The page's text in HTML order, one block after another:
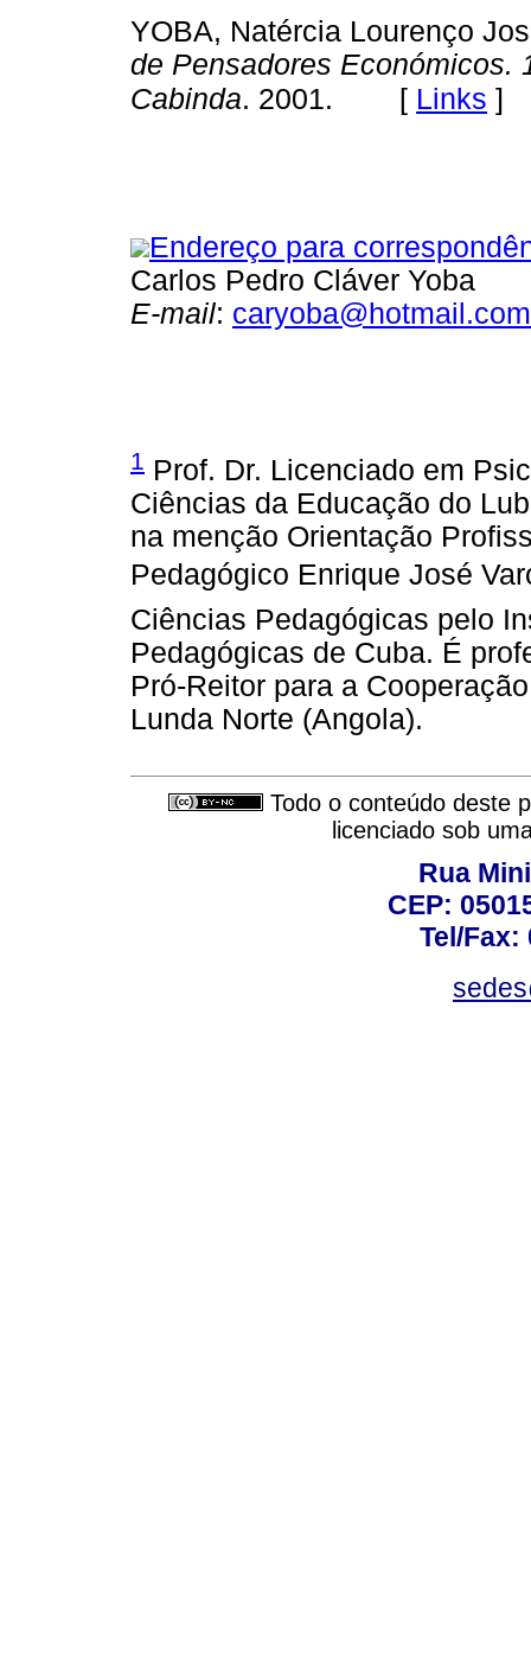
YOBA, Natércia Lourenço
de Pensadores Económicos.
Cabinda. 2001. [ Links ]
Endereço para
Carlos Pedro Cláver Yoba
E-mail: caryoba@hotmail.com
1 Prof. Dr. Licenciado em
Ciências da Educação do
na menção Orientação
Pedagógico Enrique José
Ciências Pedagógicas pelo
Pedagógicas de Cuba. É
Pró-Reitor para a
Lunda Norte (Angola).
Todo o conteúdo deste
licenciado sob
Rua
CEP:
Tel/Fax: